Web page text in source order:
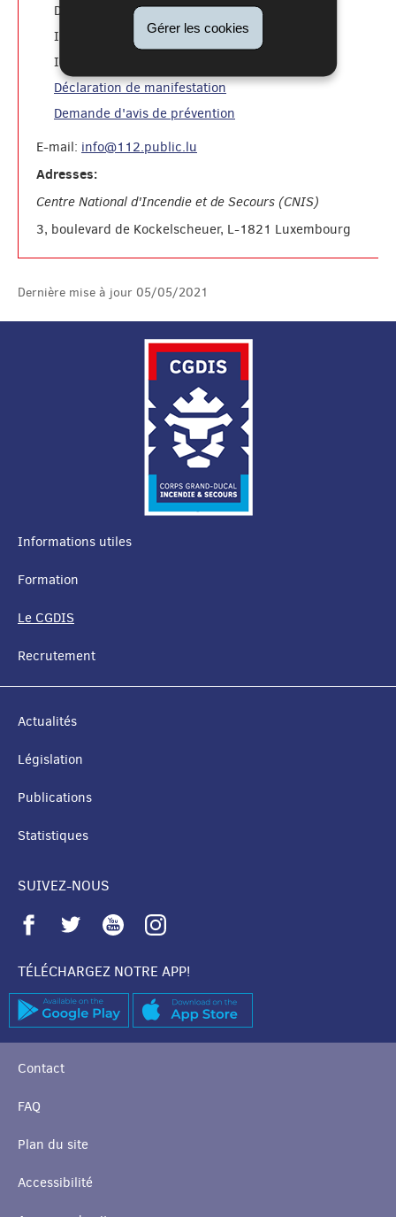
Gérer les cookies
Dép.
volontariat: 49771-2332
INFS
formation pompiers: 49771-2500
INFS
Déclaration de manifestation
Demande d'avis de prévention
E-mail: info@112.public.lu
Adresses:
Centre National d'Incendie et de Secours (CNIS)
3, boulevard de Kockelscheuer, L-1821 Luxembourg
Dernière mise à jour 05/05/2021
MENU
DE
Informations utiles
Formation
Le CGDIS
Recrutement
Actualités
Législation
Publications
Statistiques
SUIVEZ-NOUS
TÉLÉCHARGEZ NOTRE APP!
Contact
FAQ
Plan du site
Accessibilité